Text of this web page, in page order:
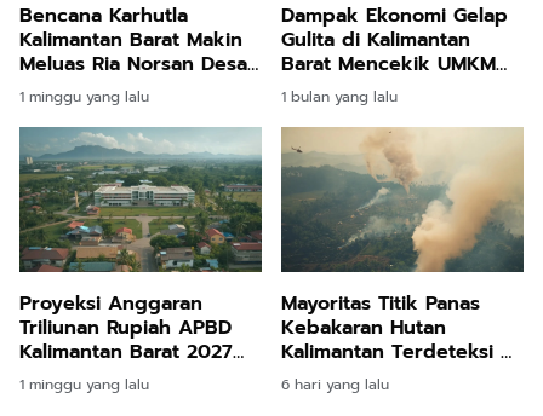
Bencana Karhutla
Kalimantan Barat Makin
Meluas Ria Norsan Desak
Segera Dilakukan
Modifikasi Cuaca
1 minggu yang lalu
Dampak Ekonomi Gelap
Gulita di Kalimantan
Barat Mencekik UMKM
dan Tuntutan Ganti Rugi
Pelayanan Kelistrikan
1 bulan yang lalu
Proyeksi Anggaran
Triliunan Rupiah APBD
Kalimantan Barat 2027
Difokuskan untuk
Peningkatan Kualitas
1 minggu yang lalu
Mayoritas Titik Panas
Kebakaran Hutan
Kalimantan Terdeteksi di
Dalam Wilayah Konsesi
Perusahaan
6 hari yang lalu